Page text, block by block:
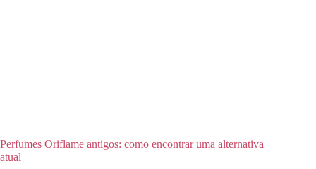
Perfumes Oriflame antigos: como encontrar uma alternativa
atual